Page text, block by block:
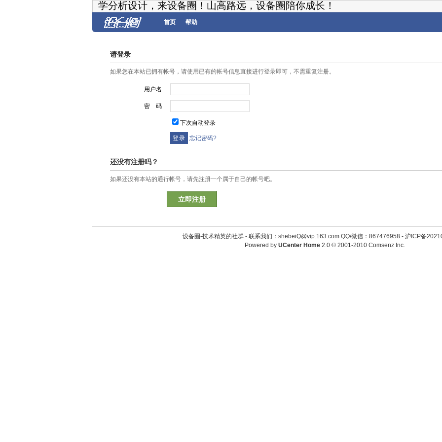
学分析设计，来设备圈！山高路远，设备圈陪你成长！
首页 帮助
请登录
如果您在本站已拥有帐号，请使用已有的帐号信息直接进行登录即可，不需重复注册。
用户名
密 码
下次自动登录
忘记密码?
还没有注册吗？
如果还没有本站的通行帐号，请先注册一个属于自己的帐号吧。
立即注册
设备圈-技术精英的社群 - 联系我们：shebeiQ@vip.163.com QQ/微信：867476958- 沪ICP备
Powered by UCenter Home 2.0© 2001-2010 Comsenz Inc.